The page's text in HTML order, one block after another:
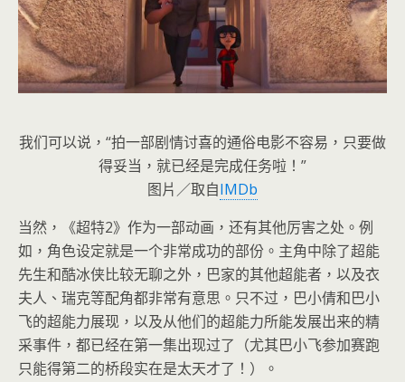
我们可以说，“拍一部剧情讨喜的通俗电影不容易，只要做
得妥当，就已经是完成任务啦！”
图片／取自IMDb
当然，《超特2》作为一部动画，还有其他厉害之处。例
如，角色设定就是一个非常成功的部份。主角中除了超能
先生和酷冰侠比较无聊之外，巴家的其他超能者，以及衣
夫人、瑞克等配角都非常有意思。只不过，巴小倩和巴小
飞的超能力展现，以及从他们的超能力所能发展出来的精
采事件，都已经在第一集出现过了（尤其巴小飞参加赛跑
只能得第二的桥段实在是太天才了！）。